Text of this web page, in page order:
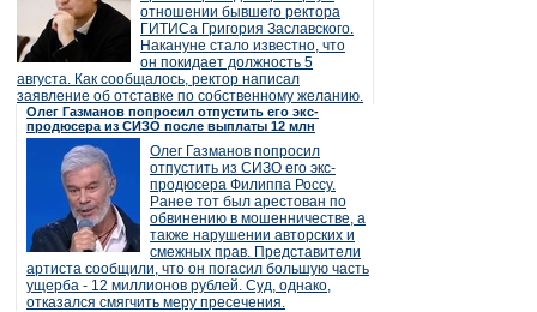
отношении бывшего ректора
ГИТИСа Григория Заславского.
Накануне стало известно, что
он покидает должность 5
августа. Как сообщалось, ректор написал
заявление об отставке по собственному желанию.
Олег Газманов попросил отпустить его экс-
продюсера из СИЗО после выплаты 12 млн
Олег Газманов попросил
отпустить из СИЗО его экс-
продюсера Филиппа Россу.
Ранее тот был арестован по
обвинению в мошенничестве, а
также нарушении авторских и
смежных прав. Представители
артиста сообщили, что он погасил большую часть
ущерба - 12 миллионов рублей. Суд, однако,
отказался смягчить меру пресечения.